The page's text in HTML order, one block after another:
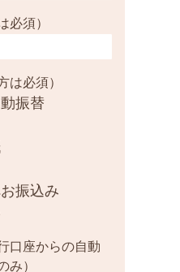
必須）
は必須）
振替
振込み
口座からの自動
み）